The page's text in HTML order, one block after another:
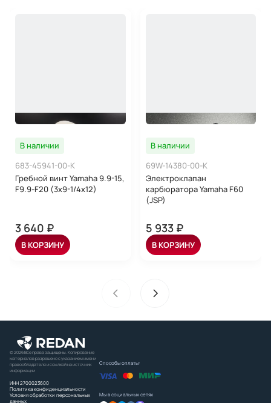
В наличии
683-45941-00-K
Гребной винт Yamaha 9.9-15,
F9.9-F20 (3x9-1/4x12)
3 640 ₽
В КОРЗИНУ
В наличии
69W-14380-00-K
Электроклапан
карбюратора Yamaha F60
(JSP)
5 933 ₽
В КОРЗИНУ
© 2026 Все права защищены. Копирование
материалов разрешено с указанием имени
правообладателя и ссылкой на источник
информации
ИНН 2700023600
Политика конфиденциальности
Условия обработки персональных
данных
Способы оплаты:
Мы в социальных сетях